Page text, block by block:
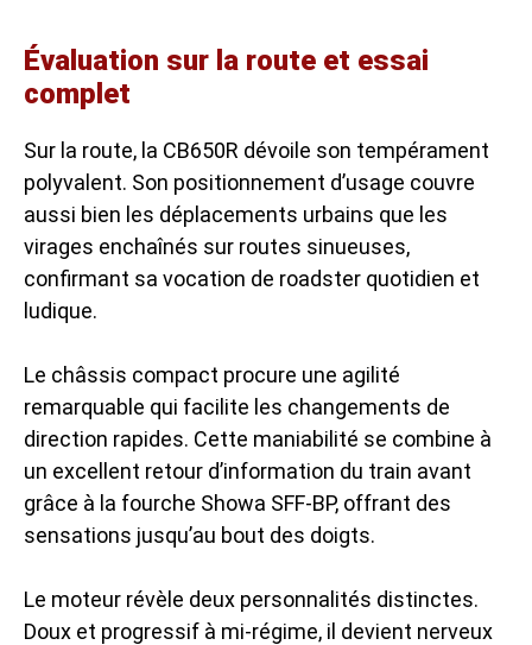
Évaluation sur la route et essai
complet
Sur la route, la CB650R dévoile son tempérament
polyvalent. Son positionnement d’usage couvre
aussi bien les déplacements urbains que les
virages enchaînés sur routes sinueuses,
confirmant sa vocation de roadster quotidien et
ludique.
Le châssis compact procure une agilité
remarquable qui facilite les changements de
direction rapides. Cette maniabilité se combine à
un excellent retour d’information du train avant
grâce à la fourche Showa SFF-BP, offrant des
sensations jusqu’au bout des doigts.
Le moteur révèle deux personnalités distinctes.
Doux et progressif à mi-régime, il devient nerveux